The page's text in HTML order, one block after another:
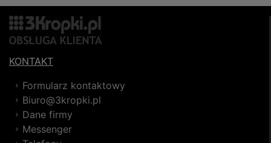
KONTAKT
Formularz kontaktowy
Biuro@3kropki.pl
Dane firmy
Messenger